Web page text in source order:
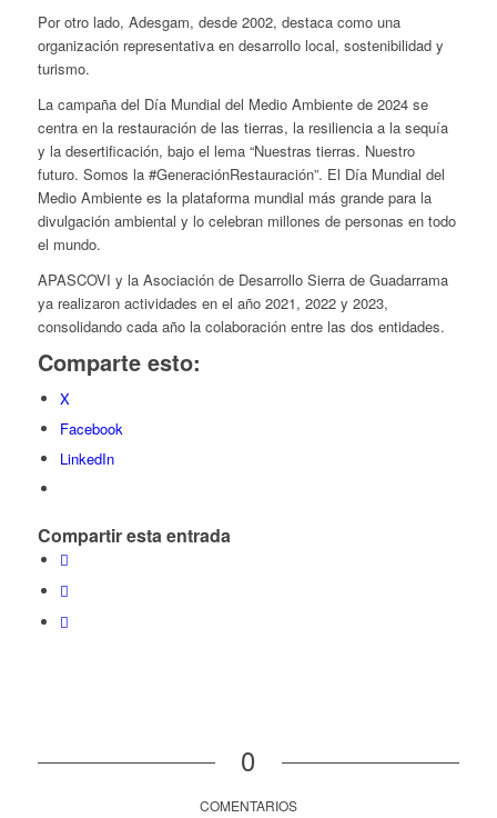
Por otro lado, Adesgam, desde 2002, destaca como una
organización representativa en desarrollo local, sostenibilidad y
turismo.
La campaña del Día Mundial del Medio Ambiente de 2024 se
centra en la restauración de las tierras, la resiliencia a la sequía
y la desertificación, bajo el lema “Nuestras tierras. Nuestro
futuro. Somos la #GeneraciónRestauración”. El Día Mundial del
Medio Ambiente es la plataforma mundial más grande para la
divulgación ambiental y lo celebran millones de personas en todo
el mundo.
APASCOVI y la Asociación de Desarrollo Sierra de Guadarrama
ya realizaron actividades en el año 2021, 2022 y 2023,
consolidando cada año la colaboración entre las dos entidades.
Comparte esto:
X
Facebook
LinkedIn
Compartir esta entrada
0
COMENTARIOS